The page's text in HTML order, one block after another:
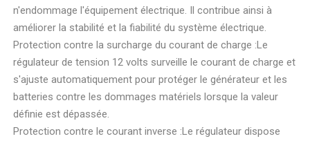
n'endommage l'équipement électrique. Il contribue ainsi à
améliorer la stabilité et la fiabilité du système électrique.
Protection contre la surcharge du courant de charge :Le
régulateur de tension 12 volts surveille le courant de charge et
s'ajuste automatiquement pour protéger le générateur et les
batteries contre les dommages matériels lorsque la valeur
définie est dépassée.
Protection contre le courant inverse :Le régulateur dispose